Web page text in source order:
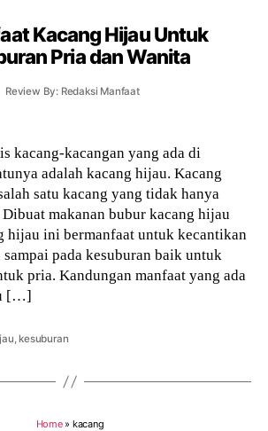
Kacang Hijau Untuk
Pria dan Wanita
Review By: Redaksi Manfaat
kacang-kacangan yang ada di
adalah kacang hijau. Kacang
satu kacang yang tidak hanya
makanan bubur kacang hijau
hijau ini bermanfaat untuk kecantikan
sampai pada kesuburan baik untuk
pria. Kandungan manfaat yang ada
[…]
, kesuburan
Home» kacang